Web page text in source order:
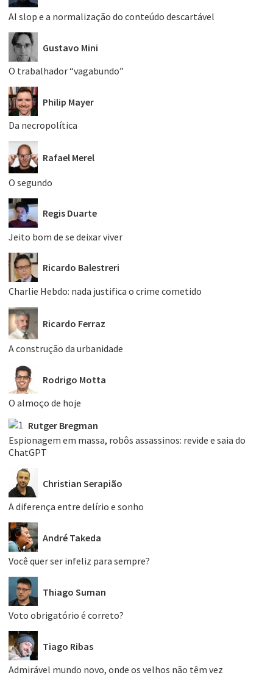
AI slop e a normalização do conteúdo descartável
Gustavo Mini
O trabalhador “vagabundo”
Philip Mayer
Da necropolítica
Rafael Merel
O segundo
Regis Duarte
Jeito bom de se deixar viver
Ricardo Balestreri
Charlie Hebdo: nada justifica o crime cometido
Ricardo Ferraz
A construção da urbanidade
Rodrigo Motta
O almoço de hoje
Rutger Bregman
Espionagem em massa, robôs assassinos: revide e saia do
ChatGPT
Christian Serapião
A diferença entre delírio e sonho
André Takeda
Você quer ser infeliz para sempre?
Thiago Suman
Voto obrigatório é correto?
Tiago Ribas
Admirável mundo novo, onde os velhos não têm vez